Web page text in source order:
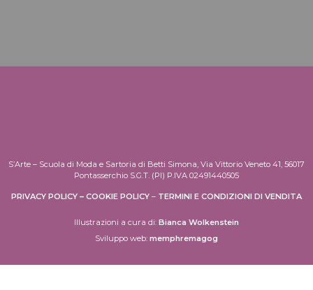
S’Arte – Scuola di Moda e Sartoria di Betti Simona, Via Vittorio Veneto 41, 56017
Pontasserchio S.G.T. (PI) P.IVA 02491440505
PRIVACY POLICY – COOKIE POLICY – TERMINI E CONDIZIONI DI VENDITA
Illustrazioni a cura di: Bianca Wolkenstein
Sviluppo web: memphremagog